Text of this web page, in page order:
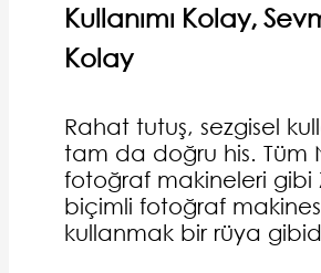
Kullanımı Kolay,
Kolay
Rahat tutuş, sezgisel
tam da doğru his. Tüm
fotoğraf makineleri gibi
biçimli fotoğraf
kullanmak bir rüya